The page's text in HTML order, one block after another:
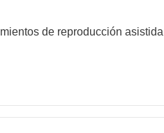
de reproducción asistida